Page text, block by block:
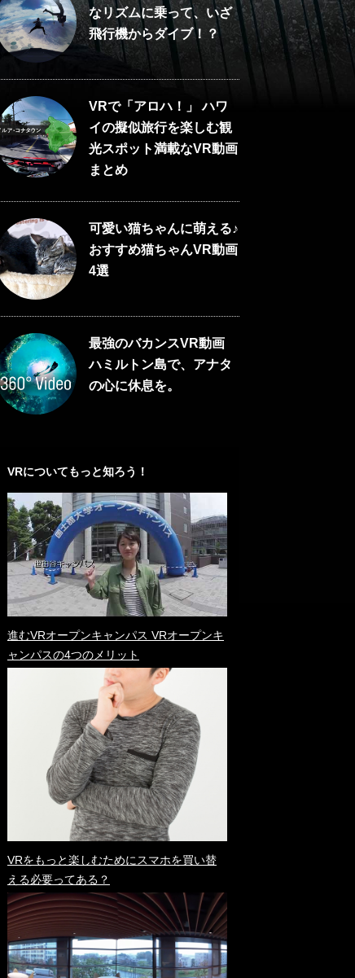
なリズムに乗って、いざ
飛行機からダイブ！？
VRで「アロハ！」 ハワ
イの擬似旅行を楽しむ観
光スポット満載なVR動画
まとめ
可愛い猫ちゃんに萌える♪
おすすめ猫ちゃんVR動画
4選
最強のバカンスVR動画
ハミルトン島で、アナタ
の心に休息を。
VRについてもっと知ろう！
進むVRオープンキャンパス VRオープンキ
ャンパスの4つのメリット
VRをもっと楽しむためにスマホを買い替
える必要ってある？